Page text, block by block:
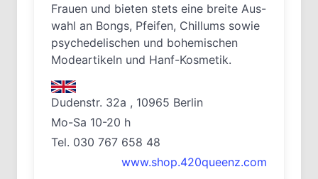
Frauen und bieten stets eine breite Aus-
wahl an Bongs, Pfeifen, Chillums sowie
psychedelischen und bohemischen
Modeartikeln und Hanf-Kosmetik.
Dudenstr. 32a , 10965 Berlin
Mo-Sa 10-20 h
Tel. 030 767 658 48
www.shop.420queenz.com